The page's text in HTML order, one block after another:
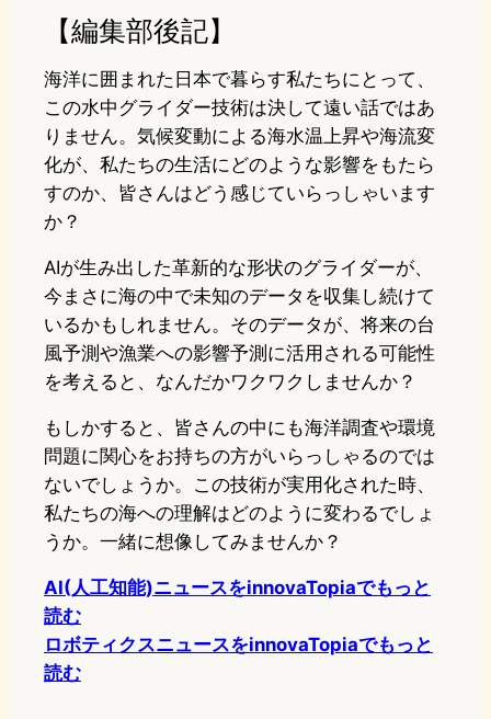
【編集部後記】
海洋に囲まれた日本で暮らす私たちにとって、
この水中グライダー技術は決して遠い話ではあ
りません。気候変動による海水温上昇や海流変
化が、私たちの生活にどのような影響をもたら
すのか、皆さんはどう感じていらっしゃいます
か？
AIが生み出した革新的な形状のグライダーが、
今まさに海の中で未知のデータを収集し続けて
いるかもしれません。そのデータが、将来の台
風予測や漁業への影響予測に活用される可能性
を考えると、なんだかワクワクしませんか？
もしかすると、皆さんの中にも海洋調査や環境
問題に関心をお持ちの方がいらっしゃるのでは
ないでしょうか。この技術が実用化された時、
私たちの海への理解はどのように変わるでしょ
うか。一緒に想像してみませんか？
AI(人工知能)ニュースをinnovaTopiaでもっと
読む
ロボティクスニュースをinnovaTopiaでもっと
読む